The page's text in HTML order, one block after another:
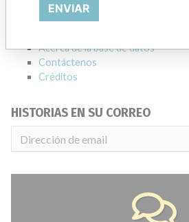
conexiones con los fabricantes.
Acerca de la base de datos
Contáctenos
Créditos
HISTORIAS EN SU CORREO
ENVIAR